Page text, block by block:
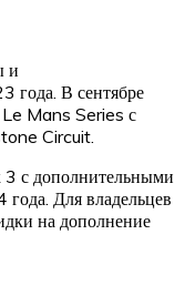
и
года. В сентябре
Mans Series с
Circuit.
с дополнительными
Для владельцев
на дополнение